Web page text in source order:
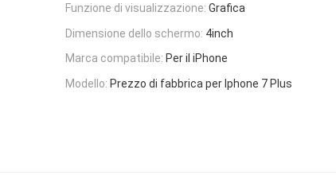
Funzione di visualizzazione: Grafica
Dimensione dello schermo: 4inch
Marca compatibile: Per il iPhone
Modello: Prezzo di fabbrica per Iphone 7 Plus